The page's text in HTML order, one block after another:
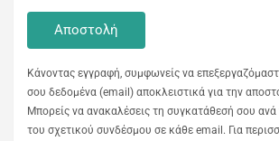
Κάνοντας εγγραφή, συμφωνείς να
σου δεδομένα (email) αποκλειστικά για την
Μπορείς να ανακαλέσεις τη συγκατάθεσή σου
του σχετικού συνδέσμου σε κάθε email. Για